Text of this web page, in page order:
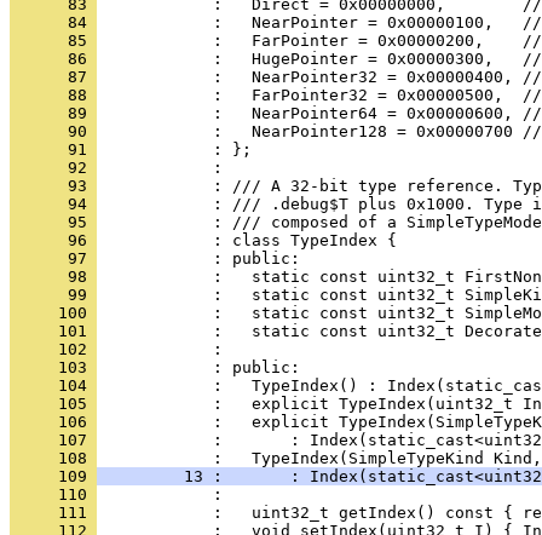
      83
      84
      85
      86
      87
      88
      89
      90
      91
      92
      93
      94
      95
      96
      97
      98
      99
     100
     101
     102
     103
     104
     105
     106
     107
     108
     109
13 :       :
     110
     111
     112